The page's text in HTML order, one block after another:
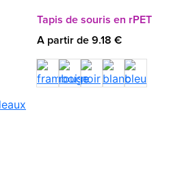
Tapis de souris en rPET
A partir de 9.18 €